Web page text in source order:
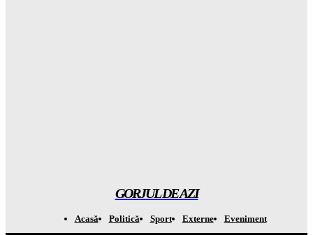
GORJUL DE AZI
Acasă Politică Sport Externe Eveniment